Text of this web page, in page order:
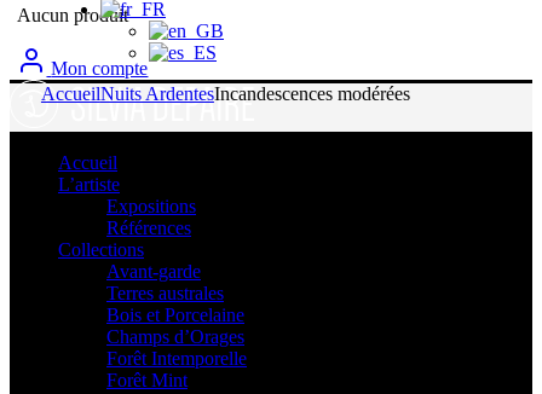
Aucun produit
Mon compte
Accueil
L’artiste
Expositions
Références
Collections
Avant-garde
Terres australes
Bois et Porcelaine
Champs d’Orages
Forêt Intemporelle
Forêt Mint
AccueilNuits ArdentesIncandescences modérées